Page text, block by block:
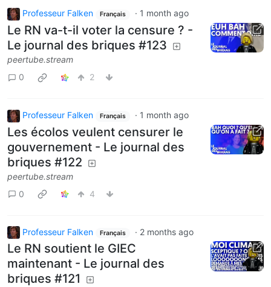
Professeur Falken Français · 1 month ago
Le RN va-t-il voter la censure ? -
Le journal des briques #123
peertube.stream
0
2
Professeur Falken Français · 1 month ago
Les écolos veulent censurer le
gouvernement - Le journal des
briques #122
peertube.stream
0
4
Professeur Falken Français · 2 months ago
Le RN soutient le GIEC
maintenant - Le journal des
briques #121